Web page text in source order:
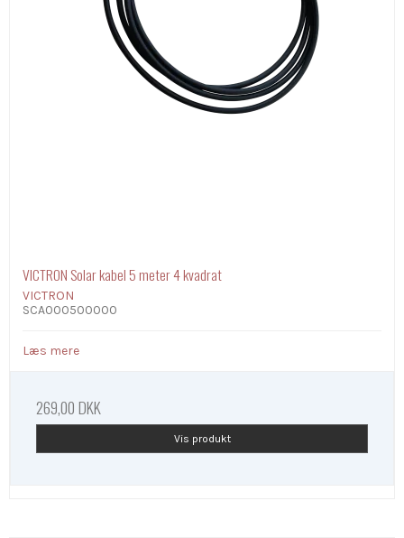
VICTRON Solar kabel 5 meter 4 kvadrat
VICTRON
SCA000500000
Læs mere
269,00 DKK
Vis produkt